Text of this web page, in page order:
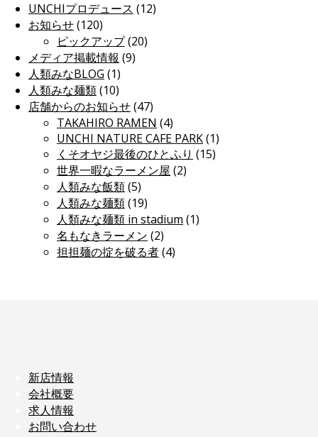
UNCHIプロデュース (12)
お知らせ(120)
ピックアップ(20)
メディア掲載情報 (9)
人類みなBLOG (1)
人類みな麺類(10)
店舗からのお知らせ(47)
TAKAHIRO RAMEN (4)
UNCHI NATURE CAFE PARK(1)
くそオヤジ最後のひとふり (15)
世界一暇なラーメン屋 (2)
人類みな飯類(5)
人類みな麺類(19)
人類みな麺類 in stadium (1)
名もなきラーメン (2)
担担麺の掟を破る者(4)
新店情報
会社概要
求人情報
お問い合わせ